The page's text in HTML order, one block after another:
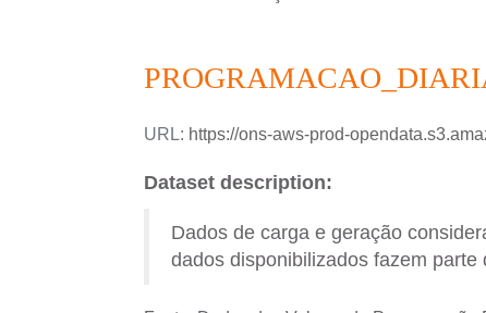
URL: https://ons-aws-prod-
Dataset description:
Dados de carga e geração
dados disponibilizados fazem